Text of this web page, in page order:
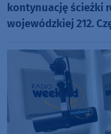
kontynuację ścieżki
wojewódzkiej 212.